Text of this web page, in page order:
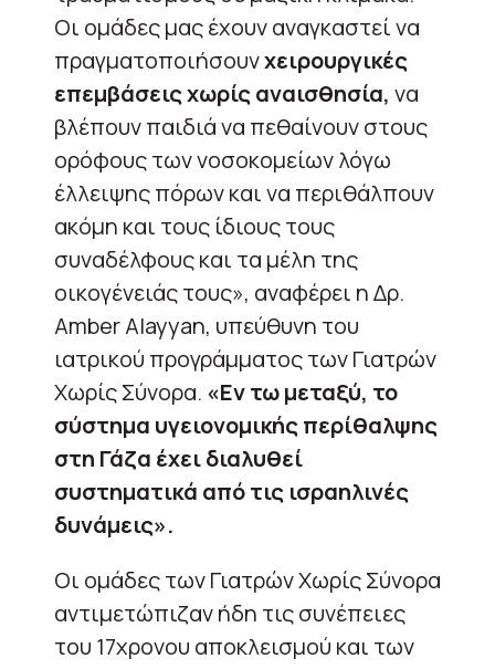
Οι ομάδες μας έχουν αναγκαστεί να
πραγματοποιήσουνχειρουργικές
επεμβάσεις χωρίς αναισθησία, να
βλέπουν παιδιά να πεθαίνουν στους
ορόφους των νοσοκομείων λόγω
έλλειψης πόρων και να περιθάλπουν
ακόμη και τους ίδιους τους
συναδέλφους και τα μέλη της
οικογένειάς τους», αναφέρει η Δρ.
Amber Alayyan, υπεύθυνη του
ιατρικού προγράμματος των Γιατρών
Χωρίς Σύνορα. «Εν τω μεταξύ, το
σύστημα υγειονομικής περίθαλψης
στη Γάζα έχει διαλυθεί
συστηματικά από τις ισραηλινές
δυνάμεις».
Οι ομάδες των Γιατρών Χωρίς Σύνορα
αντιμετώπιζαν ήδη τις συνέπειες
του 17χρονου αποκλεισμού και των